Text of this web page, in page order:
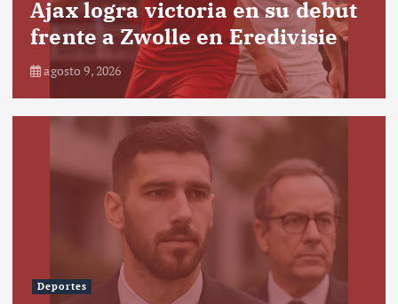
Ajax logra victoria en su debut
frente a Zwolle en Eredivisie
agosto 9, 2026
Deportes